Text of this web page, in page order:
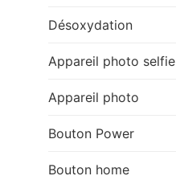
Désoxydation
Appareil photo selfie
Appareil photo
Bouton Power
Bouton home